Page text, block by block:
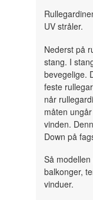
UV stråler.
Nederst på
stang. I
bevegelige.
feste
når
måten
vinden.
Down på
Så
balkonger,
vinduer.